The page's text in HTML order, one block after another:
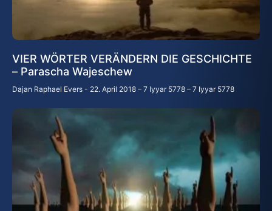
VIER WÖRTER VERÄNDERN DIE GESCHICHTE
– Parascha Wajeschew
Dajan Raphael Evers 22. April 2018 – 7 Iyyar 5778 – 7 Iyyar 5778